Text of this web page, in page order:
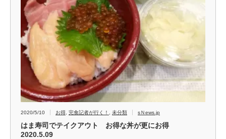
2020/5/10 お得 完食記者が行く！ 未分類 sＮews.jp
はま寿司でテイクアウト お得な丼が更にお得
2020.5.09